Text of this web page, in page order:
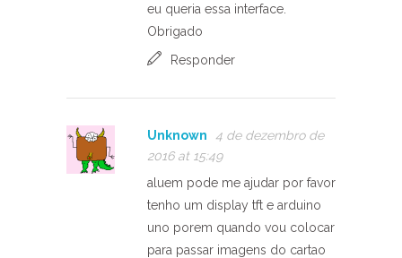
eu queria essa interface.
Obrigado
Responder
Unknown
4 de dezembro de
2016 at 15:49
aluem pode me ajudar por favor
tenho um display tft e arduino
uno porem quando vou colocar
para passar imagens do cartao